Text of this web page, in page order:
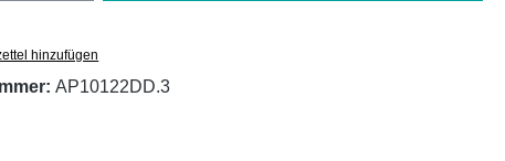
hinzufügen
AP10122DD.3